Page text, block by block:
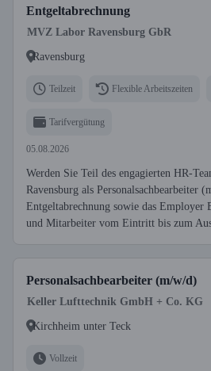
Entgeltabrechnung
MVZ Labor Ravensburg GbR
Ravensburg
Teilzeit Flexible Arbeitszeiten
Tarifvergütung
05.08.2026
Werden Sie Teil des engagierten HR-
Ravensburg als Personalsachbearbeiter
Entgeltabrechnung sowie das Employer
und Mitarbeiter vom Eintritt bis zum
Personalsachbearbeiter (m/w/d)
Keller Lufttechnik GmbH + Co. KG
Kirchheim unter Teck
Vollzeit